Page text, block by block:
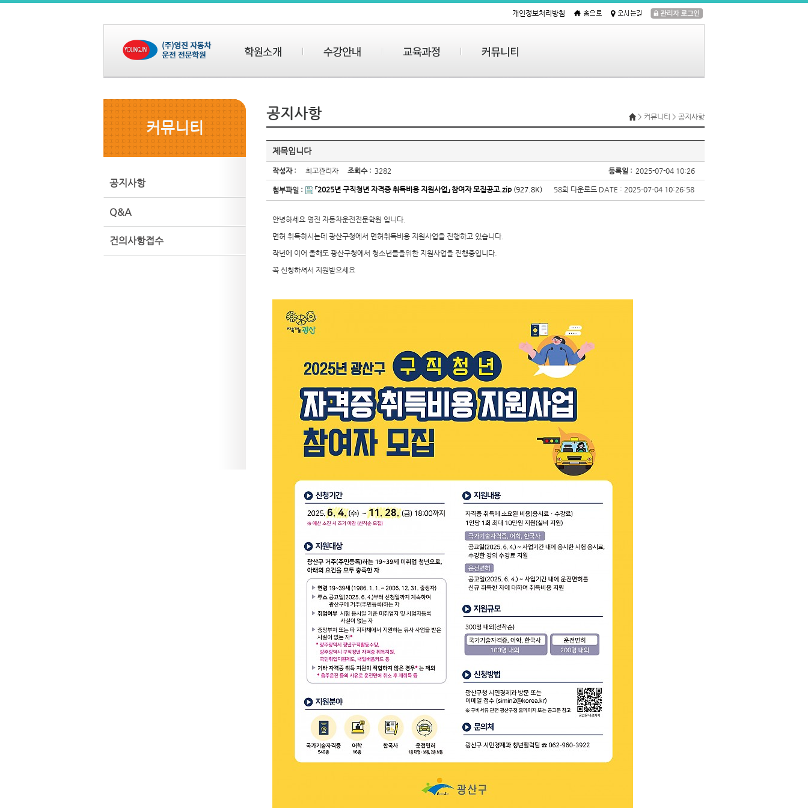
개인정보처리방침
커뮤니티
공지사항
Q&A
건의사항접수
공지사항 > 커뮤니티 > 공지사항
제목입니다
작성자 : 최고관리자 조회수 : 3282 등록일 : 2025-07-04 10:26
첨부파일 : 「2025년 구직청년 자격증 취득비용 지원사업」 참여자 모집공고.zip (927.8K) 58회 다운로드 DATE : 2025-07-04 10:26:58
안녕하세요 영진 자동차운전전문학원 입니다.
면허 취득하시는데 광산구청에서 면허취득비용 지원사업을 진행하고 있습니다.
작년에 이어 올해도 광산구청에서 청소년들을위한 지원사업을 진행중입니다.
꼭 신청하셔서 지원받으세요